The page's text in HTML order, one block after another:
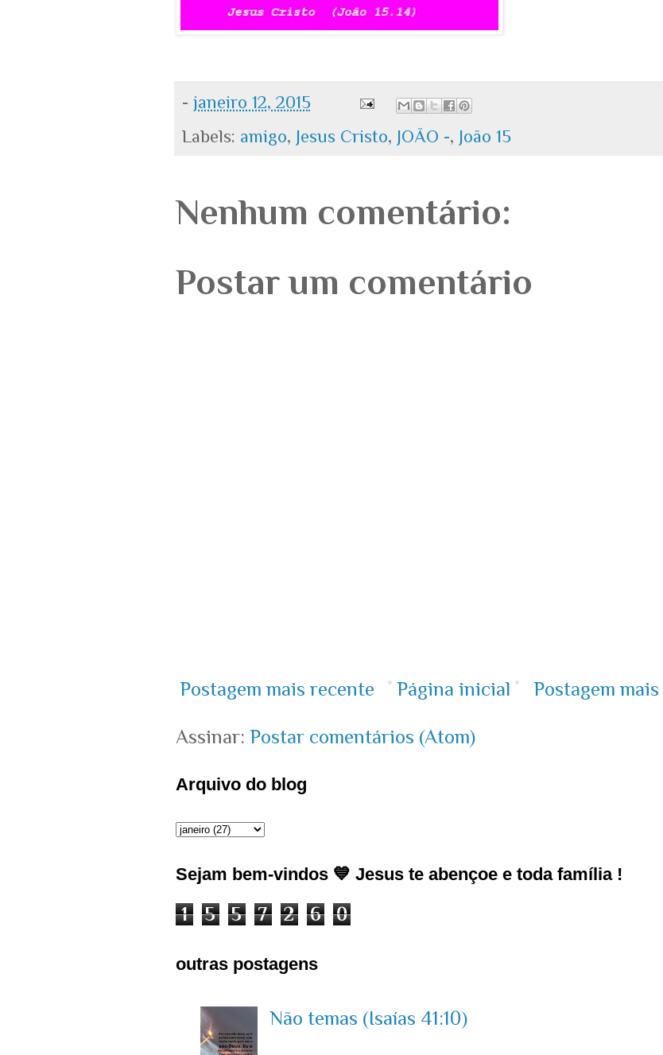
- janeiro 12, 2015
Labels: amigo, Jesus Cristo, JOÃO -, João 15
Nenhum comentário:
Postar um comentário
Postagem mais recente Postagem
Página inicial
Assinar: Postar comentários (Atom)
Arquivo do blog
Sejam bem-vindos 💙 Jesus te abençoe e toda família !
1 5 5 7 2 6 0
outras postagens
Não temas (Isaías 41:10)